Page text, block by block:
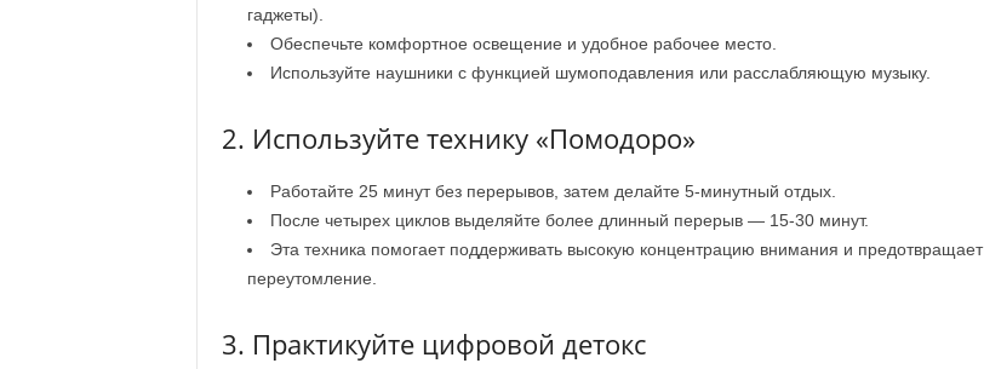
гаджеты).
Обеспечьте комфортное освещение и удобное рабочее место.
Используйте наушники с функцией шумоподавления или расслабляющую музыку.
2. Используйте технику «Помодоро»
Работайте 25 минут без перерывов, затем делайте 5-минутный отдых.
После четырех циклов выделяйте более длинный перерыв — 15-30 минут.
Эта техника помогает поддерживать высокую концентрацию внимания и предотвращает
переутомление.
3. Практикуйте цифровой детокс